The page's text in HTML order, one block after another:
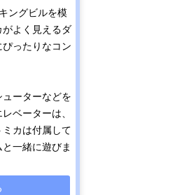
ングビルを模
がよく見えるダ
ったりなコン
ーターなどを
ベーターは、
カは付属して
一緒に遊びま